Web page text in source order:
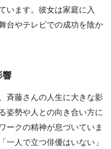
います。彼女は家庭に入
台やテレビでの成功を陰か
響
斉藤さんの人生に大きな影
姿勢や人との向き合い方に
ークの精神が息づいていま
一人で立つ俳優はいない」